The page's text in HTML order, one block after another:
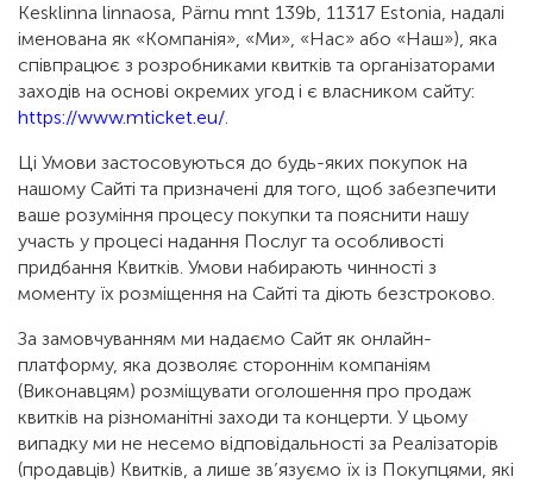
Kesklinna linnaosa, Pärnu mnt 139b, 11317 Estonia, надалі
іменована як «Компанія», «Ми», «Нас» або «Наш»), яка
співпрацює з розробниками квитків та організаторами
заходів на основі окремих угод і є власником сайту:
https://www.mticket.eu/.
Ці Умови застосовуються до будь-яких покупок на
нашому Сайті та призначені для того, щоб забезпечити
ваше розуміння процесу покупки та пояснити нашу
участь у процесі надання Послуг та особливості
придбання Квитків. Умови набирають чинності з
моменту їх розміщення на Сайті та діють безстроково.
За замовчуванням ми надаємо Сайт як онлайн-
платформу, яка дозволяє стороннім компаніям
(Виконавцям) розміщувати оголошення про продаж
квитків на різноманітні заходи та концерти. У цьому
випадку ми не несемо відповідальності за Реалізаторів
(продавців) Квитків, а лише зв’язуємо їх із Покупцями, які